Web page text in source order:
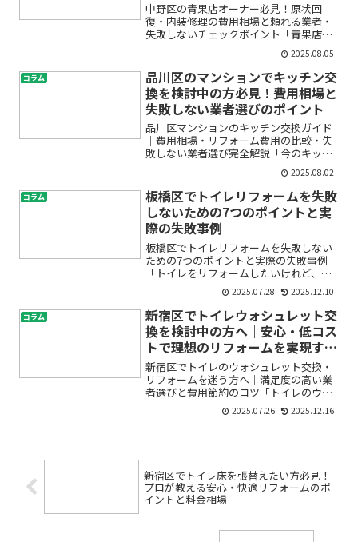
中野区の青果店オーナー必見！原状回
復・内装修理の費用相場と頼れる業者・
失敗しないチェックポイント「青果店を
賃貸で運営していたけど、退去時にどこ
まで原状回復すればいいのかわからな
い」「内装修理や清掃は自分でやるべ
き？それとも業者が必要？」「費...
2025.08.05
コラム
品川区のマンションでキッチン交
換を検討中の方必見！費用相場と
失敗しない業者選びのポイント
品川区マンションのキッチン交換ガイド
｜費用相場・リフォーム費用の比較・失
敗しない業者選び完全解説「今のキッチ
ンが古くなって使いにくい」「おしゃれ
で掃除しやすいキッチンにしたい」「費
用がどれくらいかかるのか心配」――品
川区でマンションのキッチ...
2025.08.02
コラム
板橋区でトイレリフォームを失敗
しないための7つのポイントと実
際の失敗事例
板橋区でトイレリフォームを失敗しない
ための7つのポイントと実際の失敗事例
「トイレをリフォームしたいけれど、ど
こに頼めばいいの？」「費用やトラブル
が心配」「失敗したらどうしよう…」そ
んな不安や疑問をお持ちではありません
か？特に板橋区でリフォー...
2025.07.28 2025.12.10
コラム
新宿区でトイレウォシュレット交
換を検討中の方へ｜安心・低コス
トで理想のリフォームを実現する
5つのポイント
新宿区でトイレのウォシュレット交換・
リフォームを迷う方へ｜満足度の高い業
者選びと費用節約のコツ「トイレのウォ
シュレットが突然動かなくなった」「古
くなったから交換したいけど費用や手順
2025.07.26 2025.12.16
新宿区でトイレ床を張替えたい方必見！
プロが教える安心・快適リフォームのポ
イントと料金相場